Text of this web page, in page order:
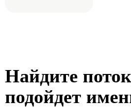
Найдите
подойдет